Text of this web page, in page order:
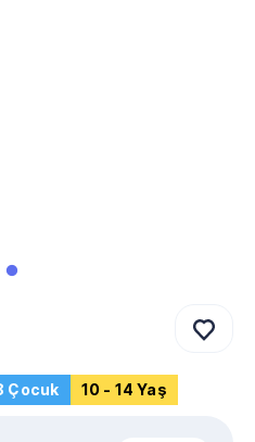
Çocuk 10 - 14 Yaş